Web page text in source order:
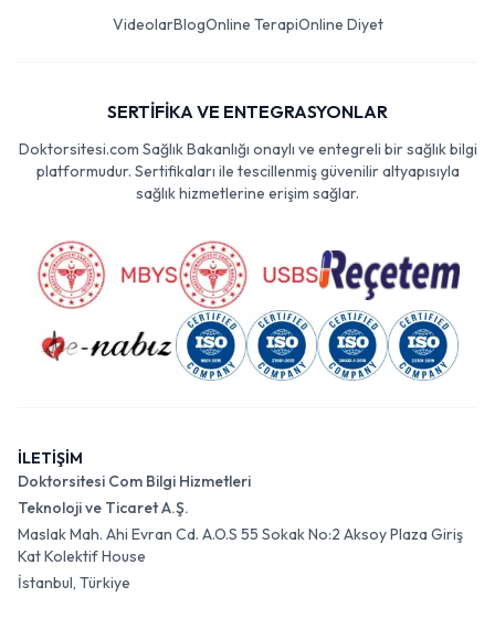
VideolarBlogOnline TerapiOnline Diyet
SERTİFİKA VE ENTEGRASYONLAR
Doktorsitesi.com Sağlık Bakanlığı onaylı ve entegreli bir sağlık bilgi
platformudur. Sertifikaları ile tescillenmiş güvenilir altyapısıyla
sağlık hizmetlerine erişim sağlar.
İLETİŞİM
Doktorsitesi Com Bilgi Hizmetleri
Teknoloji ve Ticaret A.Ş.
Maslak Mah. Ahi Evran Cd. A.O.S 55 Sokak No:2 Aksoy Plaza Giriş
Kat Kolektif House
İstanbul, Türkiye